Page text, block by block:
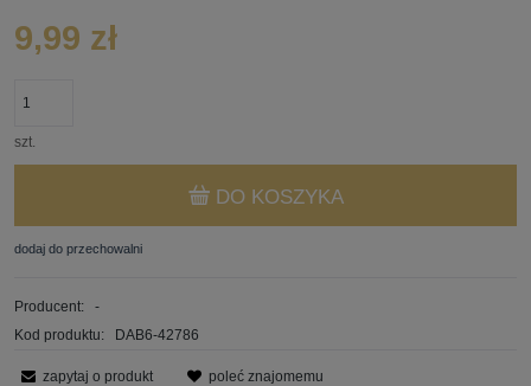
9,99 zł
szt.
DO KOSZYKA
dodaj do przechowalni
Producent:
-
Kod produktu:
DAB6-42786
zapytaj o produkt poleć znajomemu